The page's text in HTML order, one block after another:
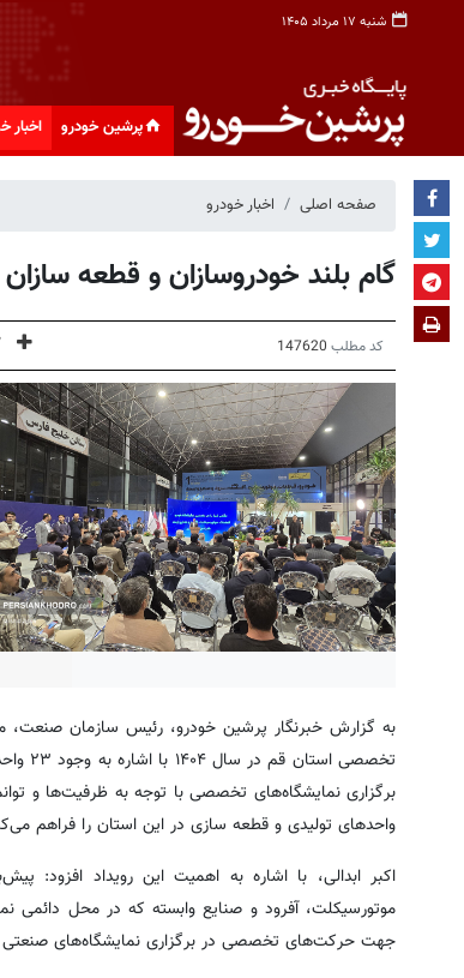
شنبه ۱۷ مرداد ۱۴۰۵
پرشین خودرو اخبار
صفحه اصلی اخبار خودرو
گام بلند خودروسازان و قطعه سازان
کد مطلب 147620
به گزارش خبرنگار پرشین خودرو، رئیس سازمان صنعت،
برگزاری نمایشگاه‌های تخصصی با توجه به ظرفیت‌ها و
واحدهای تولیدی و قطعه سازی در این استان را فراهم
اکبر ابدالی، با اشاره به اهمیت این رویداد افزود:
موتورسیکلت، آفرود و صنایع وابسته که در محل دائمی
جهت حرکت‌های تخصصی در برگزاری نمایشگاه‌های صنعتی